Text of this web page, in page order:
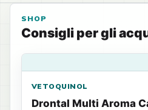
SHOP
Consigli per gli
VETOQUINOL
Drontal Multi Aroma